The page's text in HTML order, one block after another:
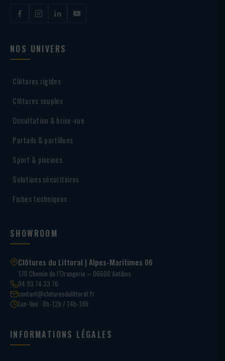
NOS UNIVERS
Clôtures rigides
Clôtures souples
Occultation & brise-vue
Portails & portillons
Sport & piscines
Solutions sécuritaires
Fiches techniques
SHOWROOM
Clôtures du Littoral | Alpes-Maritimes 06
170 Chemin de l’Orangerie – 06600 Antibes
04 93 74 33 76
contact@cloturesdulittoral.fr
Lun-Ven · 8h-12h / 14h-18h
INFORMATIONS LÉGALES